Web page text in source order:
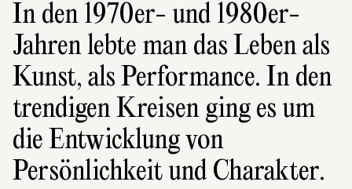
In den 1970er- und 1980er-
Jahren lebte man das Leben als
Kunst, als Performance. In den
trendigen Kreisen ging es um
die Entwicklung von
Persönlichkeit und Charakter.